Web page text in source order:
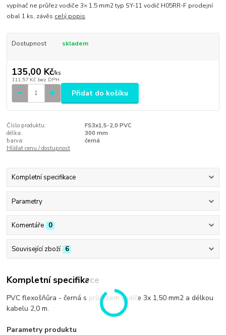
vypínač ne průřez vodiče 3× 1,5 mm2 typ SY-11 vodič H05RR-F prodejní
obal 1 ks, závěs celý popis
Dostupnost skladem
135,00 Kč/ks
111,57 Kč bez DPH
Přidat do košíku
Číslo produktu:
FS3x1,5-2,0 PVC
délka:
300 mm
barva:
černá
Hlídat cenu / dostupnost
Kompletní specifikace
Parametry
Komentáře 0
Související zboží 6
Kompletní specifikace
PVC flexošňůra - černá s průřezem vodiče 3x 1,50 mm2 a délkou
kabelu 2,0 m.
Parametry produktu